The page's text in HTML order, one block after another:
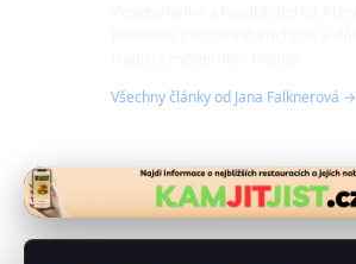
Všechny články od Jana Falknerová →